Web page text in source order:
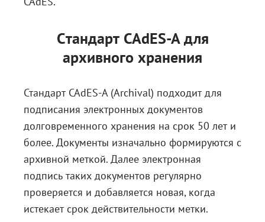
Cтандарт CAdES-A для
архивного хранения
Стандарт CAdES-A (Archival) подходит для
подписания электронных документов
долговременного хранения на срок 50 лет и
более. Документы изначально формируются с
архивной меткой. Далее электронная
подпись таких документов регулярно
проверяется и добавляется новая, когда
истекает срок действительности метки.